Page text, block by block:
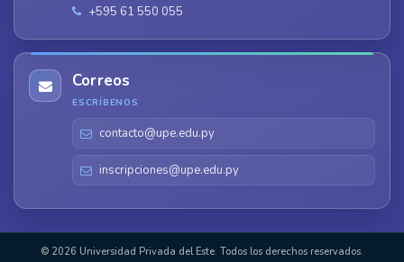
+595 61 550 055
Correos
ESCRÍBENOS
contacto@upe.edu.py
inscripciones@upe.edu.py
© 2026 Universidad Privada del Este. Todos los derechos reservados.